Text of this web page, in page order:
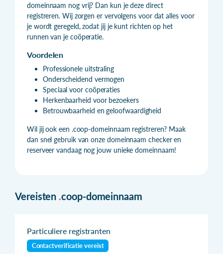
domeinnaam nog vrij? Dan kun je deze direct
registreren. Wij zorgen er vervolgens voor dat alles voor
je wordt geregeld, zodat jij je kunt richten op het
runnen van je coöperatie.
Voordelen
Professionele uitstraling
Onderscheidend vermogen
Speciaal voor coöperaties
Herkenbaarheid voor bezoekers
Betrouwbaarheid en geloofwaardigheid
Wil jij ook een .coop-domeinnaam registreren? Maak
dan snel gebruik van onze domeinnaam checker en
reserveer vandaag nog jouw unieke domeinnaam!
Vereisten .coop-domeinnaam
Particuliere registranten
Contactverificatie vereist